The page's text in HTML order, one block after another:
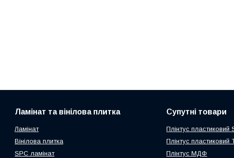
Ламінат та вінілова плитка
Ламінат
Вінілова плитка
SPC ламінат
Супутні товари
Плінтус пластиковий
Плінтус пластиковий
Плінтус МДФ